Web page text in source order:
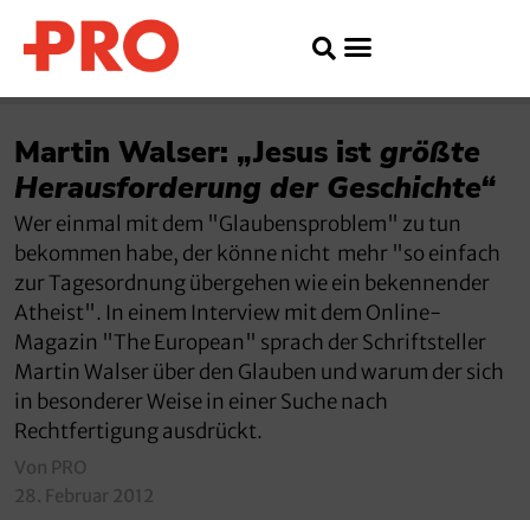
Martin Walser: „Jesus ist größte
Herausforderung der Geschichte“
Wer einmal mit dem "Glaubensproblem" zu tun
bekommen habe, der könne nicht mehr "so einfach
zur Tagesordnung übergehen wie ein bekennender
Atheist". In einem Interview mit dem Online-
Magazin "The European" sprach der Schriftsteller
Martin Walser über den Glauben und warum der sich
in besonderer Weise in einer Suche nach
Rechtfertigung ausdrückt.
Von PRO
28. Februar 2012